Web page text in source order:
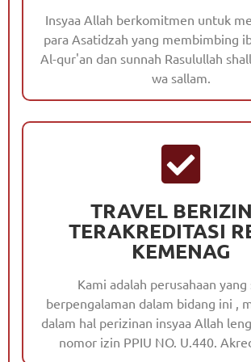
Insyaa Allah berkomitmen untuk
para Asatidzah yang membimbing
Al-qur'an dan sunnah Rasulullah
wa sallam.
TRAVEL
TERAKREDITASI
KEMENAG
Kami adalah perusahaan yang
berpengalaman dalam bidang ini ,
dalam hal perizinan insyaa Allah
nomor izin PPIU NO. U.440.